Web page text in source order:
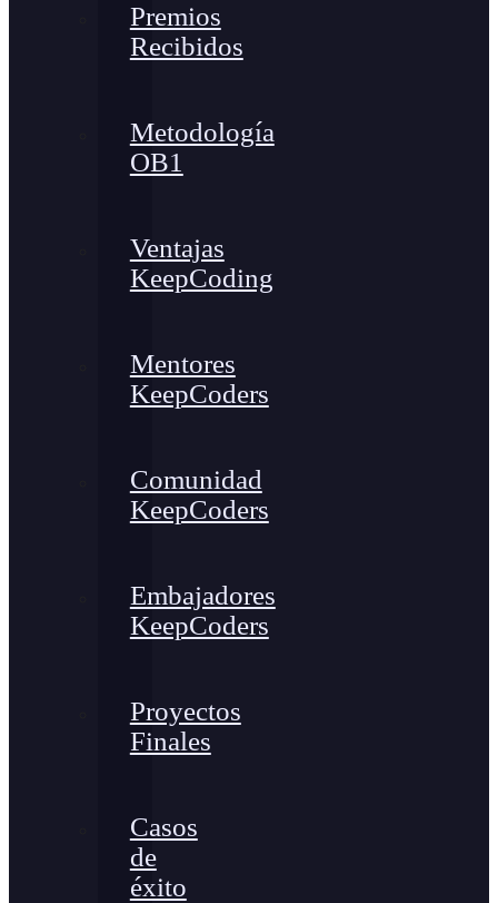
Premios
Recibidos
Metodología
OB1
Ventajas
KeepCoding
Mentores
KeepCoders
Comunidad
KeepCoders
Embajadores
KeepCoders
Proyectos
Finales
Casos
de
éxito